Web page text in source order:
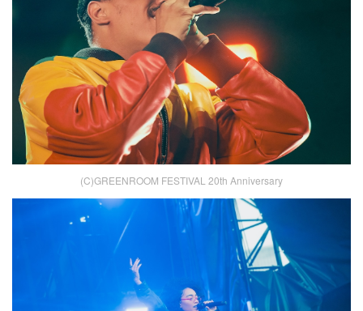
(C)GREENROOM FESTIVAL 20th Anniversary